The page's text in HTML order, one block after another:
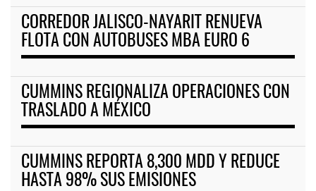
CORREDOR JALISCO-NAYARIT RENUEVA
FLOTA CON AUTOBUSES MBA EURO 6
CUMMINS REGIONALIZA OPERACIONES CON
TRASLADO A MÉXICO
CUMMINS REPORTA 8,300 MDD Y REDUCE
HASTA 98% SUS EMISIONES